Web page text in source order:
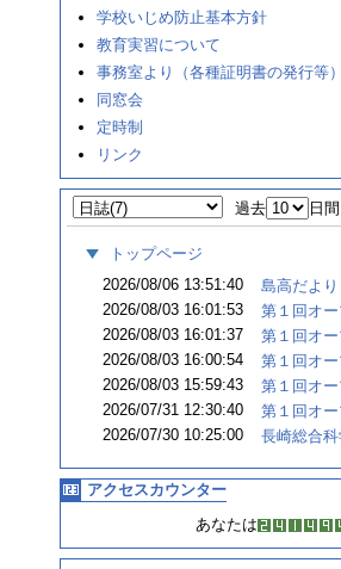
学校いじめ防止基本方針
教育実習について
事務室より（各種証明書の発行等）
同窓会
定時制
リンク
過去 日間
トップページ
2026/08/06 13:51:40
島高だよ
2026/08/03 16:01:53
第１回オ
2026/08/03 16:01:37
第１回オ
2026/08/03 16:00:54
第１回オ
2026/08/03 15:59:43
第１回オ
2026/07/31 12:30:40
第１回オ
2026/07/30 10:25:00
長崎総合
アクセスカウンター
あなたは